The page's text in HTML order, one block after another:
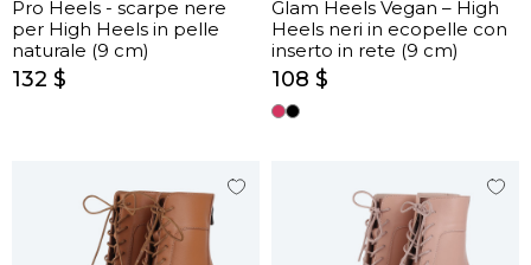
Pro Heels - scarpe nere
per High Heels in pelle
naturale (9 cm)
132 $
Glam Heels Vegan – High
Heels neri in ecopelle con
inserto in rete (9 cm)
108 $